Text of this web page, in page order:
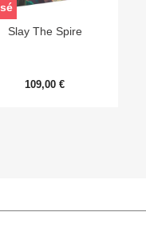
Slay The Spire
109,00 €